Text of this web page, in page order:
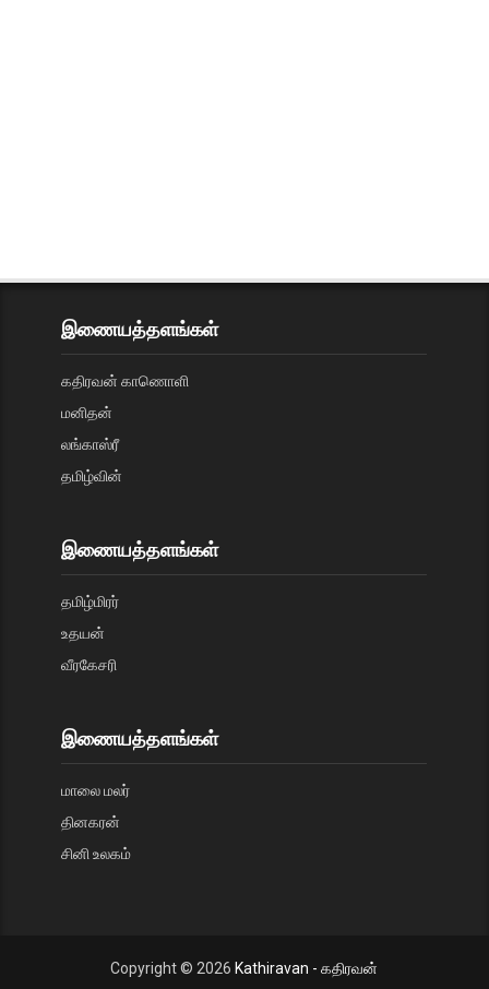
இணையத்தளங்கள்
கதிரவன் காணொளி
மனிதன்
லங்காஸ்ரீ
தமிழ்வின்
இணையத்தளங்கள்
தமிழ்மிரர்
உதயன்
வீரகேசரி
இணையத்தளங்கள்
மாலை மலர்
தினகரன்
சினி உலகம்
Copyright © 2026 Kathiravan - கதிரவன்